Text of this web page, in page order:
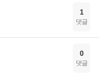
1
댓글
0
댓글